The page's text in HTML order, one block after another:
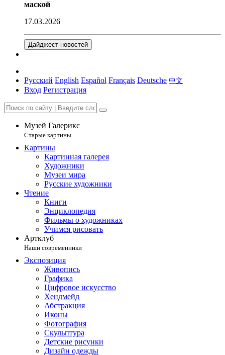
маской
17.03.2026
Дайджест новостей
Русский English Español Français Deutsche 中文
Вход Регистрация
Музей Галерикс
Старые картины
Картины
Картинная галерея
Художники
Музеи мира
Русские художники
Чтение
Книги
Энциклопедия
Фильмы о художниках
Учимся рисовать
Артклуб
Наши современники
Экспозиция
Живопись
Графика
Цифровое искусство
Хендмейд
Абстракция
Иконы
Фотография
Скульптура
Детские рисунки
Дизайн одежды